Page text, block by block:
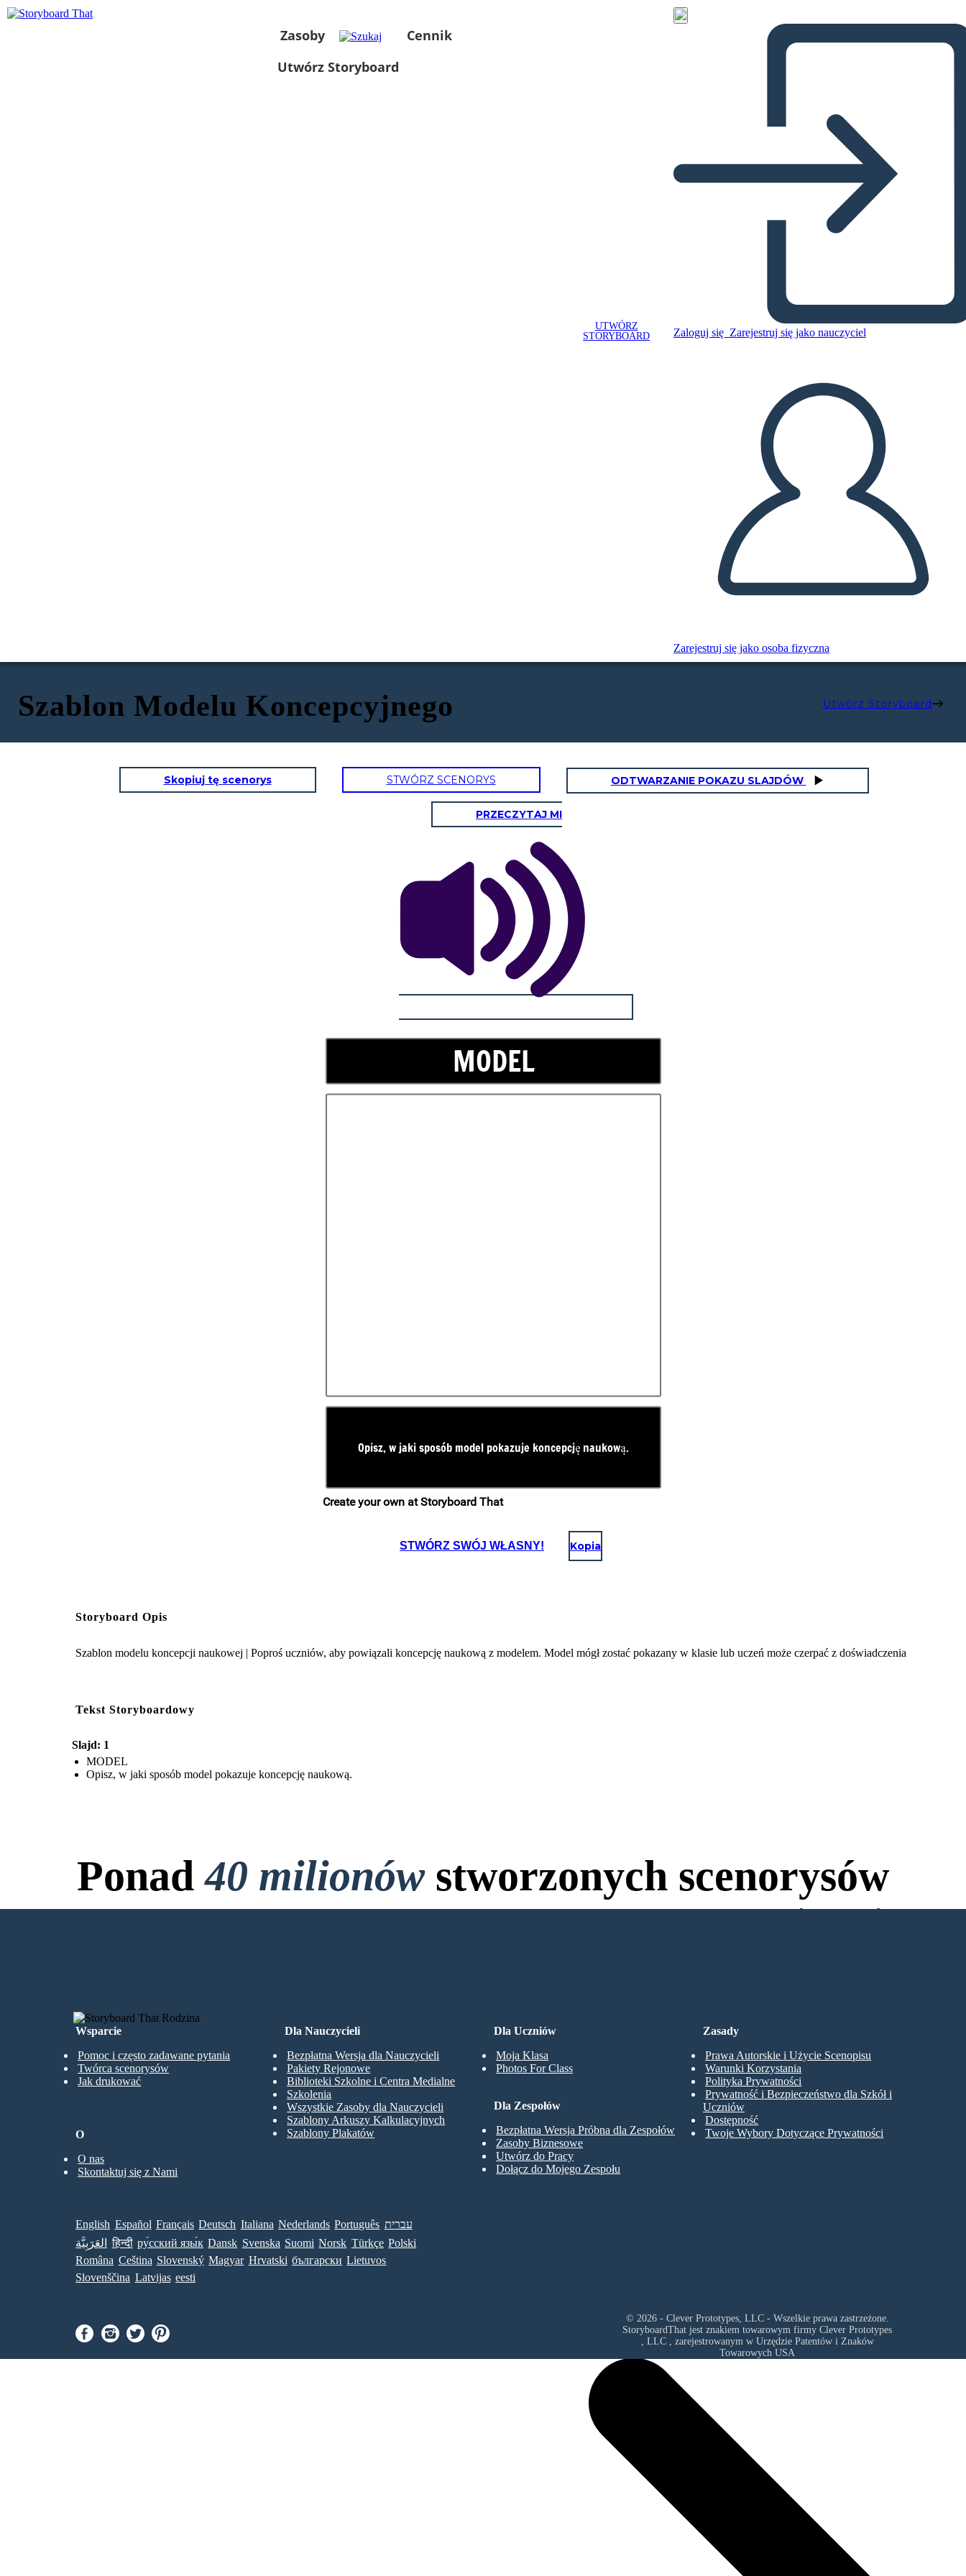
Zasoby
Cennik
Utwórz Storyboard
UTWÓRZ
STORYBOARD
Zaloguj się Zarejestruj się jako nauczyciel
Zarejestruj się jako osoba fizyczna
Szablon Modelu Koncepcyjnego Utwórz Storyboard
Skopiuj tę scenorys STWÓRZ SCENORYS ODTWARZANIE POKAZU SLAJDÓW
PRZECZYTAJ MI
STWÓRZ SWÓJ WŁASNY! Kopia
Storyboard Opis
Szablon modelu koncepcji naukowej | Poproś uczniów, aby powiązali koncepcję naukową z modelem. Model mógł zostać pokazany w klasie lub uczeń może czerpać z doświadczenia
Tekst Storyboardowy
Slajd: 1
MODEL
Opisz, w jaki sposób model pokazuje koncepcję naukową.
Ponad40 milionówstworzonych scenorysów
Bez Pobierania, bez Karty Kredytowej i bez Logowania, aby Spróbować!
Wsparcie
Pomoc i często zadawane pytania
Twórca scenorysów
Jak drukować
Dla Uczniów
Moja Klasa
Photos For Class
Dla Nauczycieli
Bezpłatna Wersja dla Nauczycieli
Pakiety Rejonowe
Biblioteki Szkolne i Centra Medialne
Szkolenia
Wszystkie Zasoby dla Nauczycieli
Szablony Arkuszy Kalkulacyjnych
Szablony Plakatów
Dla Zespołów
Bezpłatna Wersja Próbna dla Zespołów
Zasoby Biznesowe
Utwórz do Pracy
Dołącz do Mojego Zespołu
O
O nas
Skontaktuj się z Nami
Zasady
Prawa Autorskie i Użycie Scenopisu
Warunki Korzystania
Polityka Prywatności
Prywatność i Bezpieczeństwo dla Szkół i
Uczniów
Dostępność
Twoje Wybory Dotyczące Prywatności
English Español Français Deutsch Italiana Nederlands Português עברית
العَرَبِيَّة
हिन्दी ру́сский язы́к Dansk Svenska Suomi Norsk Türkçe Polski
Româna Ceština Slovenský Magyar Hrvatski български Lietuvos
Slovenščina Latvijas eesti
© 2026 - Clever Prototypes, LLC - Wszelkie prawa zastrzeżone.
StoryboardThat jest znakiem towarowym firmy Clever Prototypes
, LLC, zarejestrowanym w Urzędzie Patentów i Znaków
Towarowych USA